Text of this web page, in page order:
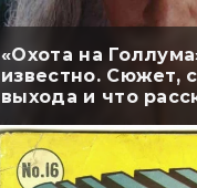
«Охота на
известно. Сюжет,
выхода и что